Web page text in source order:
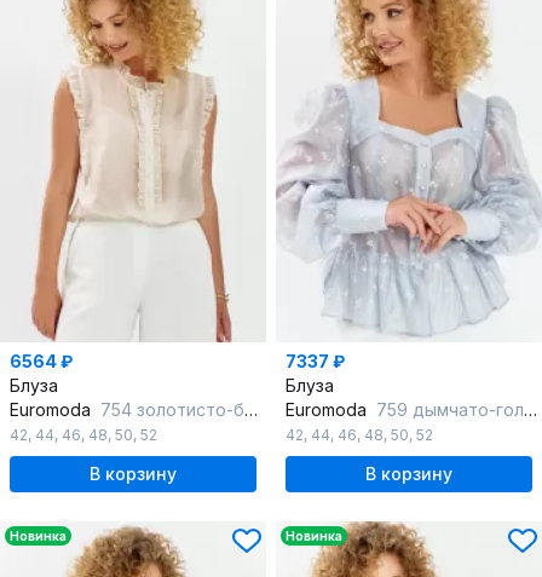
6564 ₽
Блуза
Euromoda 754 золотисто-бежевый
42, 44, 46, 48, 50, 52
В корзину
7337 ₽
Блуза
Euromoda 759 дымчато-голубой
42, 44, 46, 48, 50, 52
В корзину
Новинка Новинка